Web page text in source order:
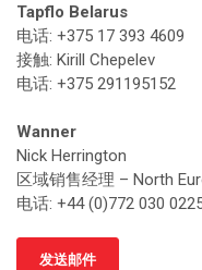
Tapflo Belarus
电话: +375 17 393 4609
接触: Kirill Chepelev
电话: +375 291195152
Wanner
Nick Herrington
区域销售经理 – North
电话: +44 (0)772 030
发送邮件